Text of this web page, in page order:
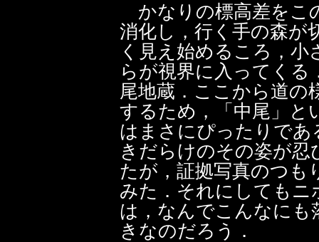
かなりの標高差をこ
消化し，行く手の森が
く見え始めるころ，小
らが視界に入ってくる
尾地蔵．ここから道の
するため，「中尾」と
はまさにぴったりであ
きだらけのその姿が忍
たが，証拠写真のつも
みた．それにしてもニ
は，なんでこんなにも
きなのだろう．